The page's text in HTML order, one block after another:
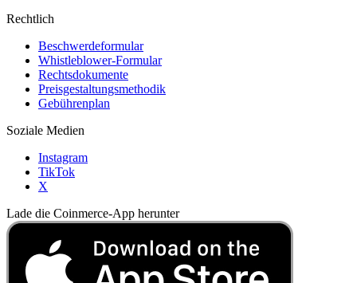
Rechtlich
Beschwerdeformular
Whistleblower-Formular
Rechtsdokumente
Preisgestaltungsmethodik
Gebührenplan
Soziale Medien
Instagram
TikTok
X
Lade die Coinmerce-App herunter